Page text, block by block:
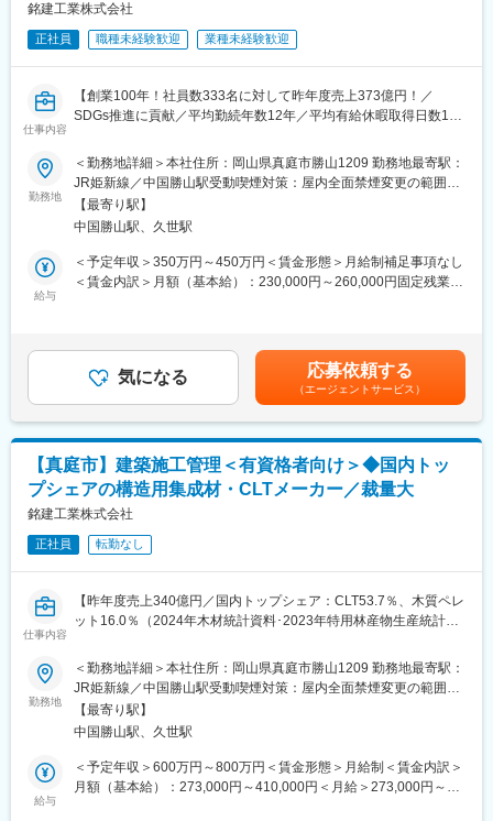
・出張時の各種費用・手当支給、ウィークリーマンションの手配
あり（会社負担）
■当社の国内トップシェア実績：
◎構造用集成材の国内シェア15,2％（2022年度/シェア2位）
◎CLTの国内シェア37,5％（2022年度/シェア1位）
◎木質ペレットの国内シェア16,3％（2021年度/シェア1位）
※国産集成材の20％弱のシェアを誇り、日本の戸建て住宅の12軒
■当社の魅力：
（1）木造建築一貫対応＆バイオマスの力
集成材などの構造用木質材料の製造から構造設計・施工まで一貫
で対応できること、製造過程で出る木くずを有効活用するバイオ
（2）製造×建築×バイオマスの三位一体の事業構造
集成材製造事業を中核に、自社生産の強みを活かした木質構造建
「新しい価値の提案」を経営理念とし、木材を利用しつくす仕組
みづくりに挑戦し続けてきました。業界に先駆けバイオマス発
電・木質ペレット製造を事業化し、国産材普及の切り札として注
目される新建材CLTでも業界を牽引しています。
この取り組みが注目され、年間2000人以上の方が当社に視察にい
らっしゃいます。
変更の範囲：本文参照
銘建工業株式会社
正社員 職種未経験歓迎 業種未経験歓迎
仕事内容
【創業100年！社員数333名に対して昨年度売上373億円！／
SDGs推進に貢献／平均勤続年数12年／平均有給休暇取得日数13
■業務内容：
官公庁工事や民間建築物等の建設プロジェクトにおける中・大規
模施設、建造物を担当します。
一緒に新規でお客様を開拓していただける方を募集します。
■業務詳細：
・実務設計以降のプロセスマネジメント
・協力会社の手配・調整、作業メンバーの管理など
・1案件あたり平均受注高3～5千万円、工期は数週間～数か月程
度
・出張時の各種費用・手当支給、ウィークリーマンションの手配
あり（会社負担）
■当社の国内トップシェア実績：
◎構造用集成材の国内シェア15.2％（2022年度/シェア2位）
◎CLTの国内シェア37.5％（2022年度/シェア1位）
◎木質ペレットの国内シェア16.3％（2021年度/シェア1位）
※国産集成材の20％弱のシェアを誇り、日本の戸建て住宅の12軒
■建築事例
・岡山大学共育共創コモンズ（OUX：オークス）
・GREENable HIRUZEN風の葉
■当社の魅力：
勤務地
＜勤務地詳細＞本社住所：岡山県真庭市勝山1209 勤務地最寄駅：
JR姫新線／中国勝山駅受動喫煙対策：屋内全面禁煙変更の範囲：
会社の定める事業所
【最寄り駅】
中国勝山駅、久世駅
給与
＜予定年収＞350万円～450万円＜賃金形態＞月給制補足事項なし
＜賃金内訳＞月額（基本給）：230,000円～260,000円固定残業手
＞※上記年収は賞与を含んだ金額です。※給与詳細は、職位・技
量・資格に応じて決定します。■昇給：年1回（4月）■賞与：年2
回（7月、12月）賃金はあくまでも目安の金額であり、選考を通
じて上下する可能性があります。月給(月額)は固定手当を含めた表
記です。
気になる 応募依頼する
（エージェントサービス）
【真庭市】建築施工管理＜有資格者向け＞◆国内トッ
プシェアの構造用集成材・CLTメーカー／裁量大
銘建工業株式会社
正社員 転勤なし
仕事内容
【昨年度売上340億円／国内トップシェア：CLT53.7％、木質ペレ
ット16.0％（2024年木材統計資料･2023年特用林産物生産統計調
日（1h単位OK）／SDGsに貢献】
■業務内容：
管理職候補として、中・大規模の木造建造物の施工管理業務をお
任せします。
※課長～部長クラスを想定しており、大きな裁量を持って業務に取
り組めるポジションです。
勤務地
＜勤務地詳細＞本社住所：岡山県真庭市勝山1209 勤務地最寄駅：
JR姫新線／中国勝山駅受動喫煙対策：屋内全面禁煙変更の範囲：
会社の定める事業所
【最寄り駅】
中国勝山駅、久世駅
給与
＜予定年収＞600万円～800万円＜賃金形態＞月給制＜賃金内訳＞
月額（基本給）：273,000円～410,000円＜月給＞273,000円～